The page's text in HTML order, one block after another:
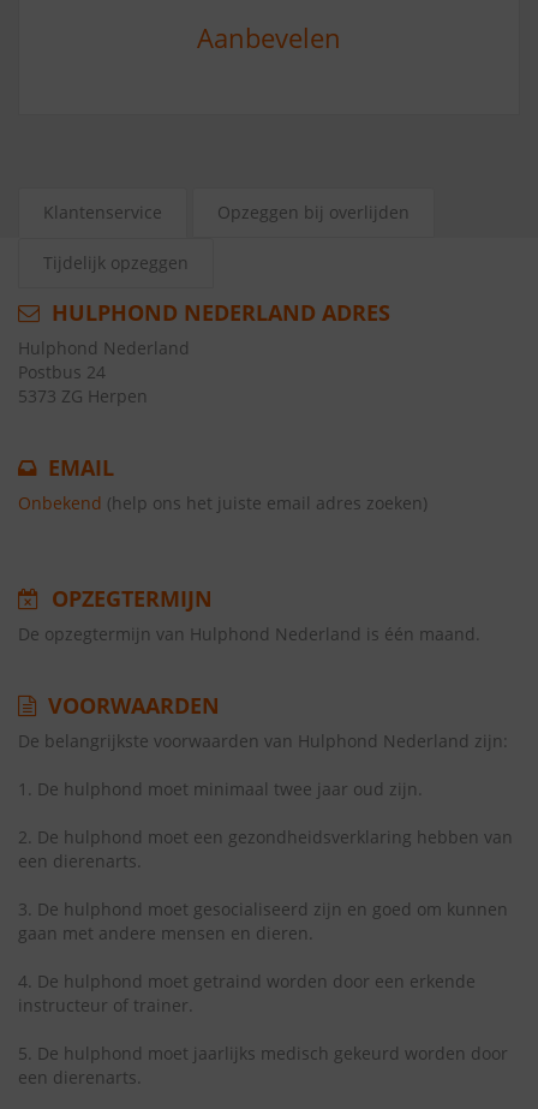
Aanbevelen
Klantenservice Opzeggen bij overlijden
Tijdelijk opzeggen
HULPHOND NEDERLAND ADRES
Hulphond Nederland
Postbus 24
5373 ZG Herpen
EMAIL
Onbekend (help ons het juiste email adres zoeken)
OPZEGTERMIJN
De opzegtermijn van Hulphond Nederland is één maand.
VOORWAARDEN
De belangrijkste voorwaarden van Hulphond Nederland zijn:
1. De hulphond moet minimaal twee jaar oud zijn.
2. De hulphond moet een gezondheidsverklaring hebben van
een dierenarts.
3. De hulphond moet gesocialiseerd zijn en goed om kunnen
gaan met andere mensen en dieren.
4. De hulphond moet getraind worden door een erkende
instructeur of trainer.
5. De hulphond moet jaarlijks medisch gekeurd worden door
een dierenarts.